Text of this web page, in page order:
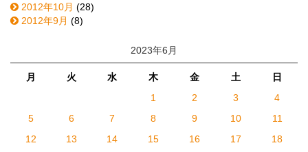
2012年10月 (28)
2012年9月 (8)
2023年6月
月 火 水 木 金 土
日
1
2 3
4
5
6 7 8 9 10
11
12
13 14 15 16 17
18